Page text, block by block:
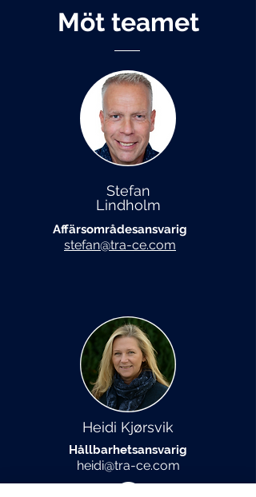
Möt teamet
Stefan
Lindholm
Affärsområdesansvarig
stefan@tra-ce.com
Heidi Kjørsvik
Hållbarhetsansvarig
heidi@tra-ce.com